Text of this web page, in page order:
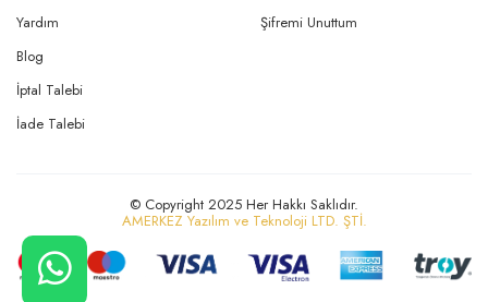
Yardım
Şifremi Unuttum
Blog
İptal Talebi
İade Talebi
© Copyright 2025 Her Hakkı Saklıdır.
AMERKEZ Yazılım ve Teknoloji LTD. ŞTİ.